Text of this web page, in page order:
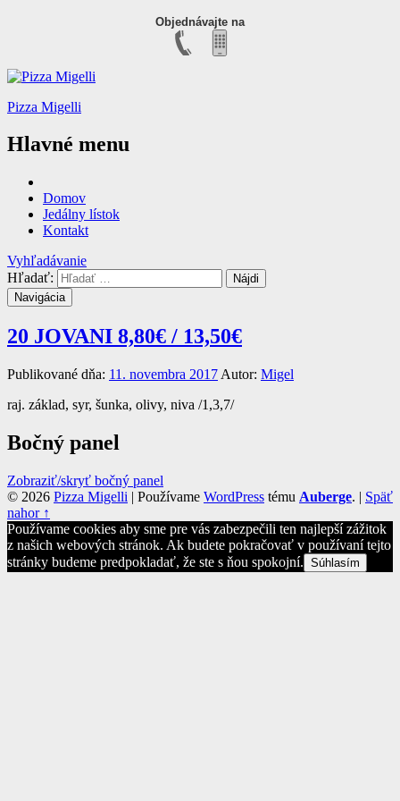
Objednávajte na
Pizza Migelli
Hlavné menu
Domov
Jedálny lístok
Kontakt
Vyhľadávanie
Hľadať:
Navigácia
20 JOVANI 8,80€ / 13,50€
Publikované dňa: 11. novembra 2017 Autor: Migel
raj. základ, syr, šunka, olivy, niva /1,3,7/
Bočný panel
Zobraziť/skryť bočný panel
© 2026 Pizza Migelli | Používame WordPress tému Auberge. | Späť
nahor ↑
Používame cookies aby sme pre vás zabezpečili ten najlepší zážitok
z našich webových stránok. Ak budete pokračovať v používaní tejto
stránky budeme predpokladať, že ste s ňou spokojní. Súhlasím